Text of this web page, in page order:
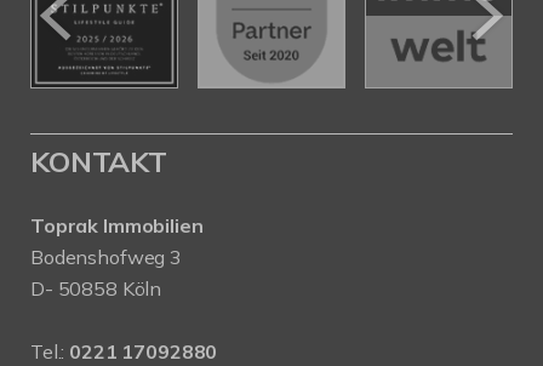
KONTAKT
Toprak Immobilien
Bodenshofweg 3
D- 50858 Köln
Tel.: 0221 17092880